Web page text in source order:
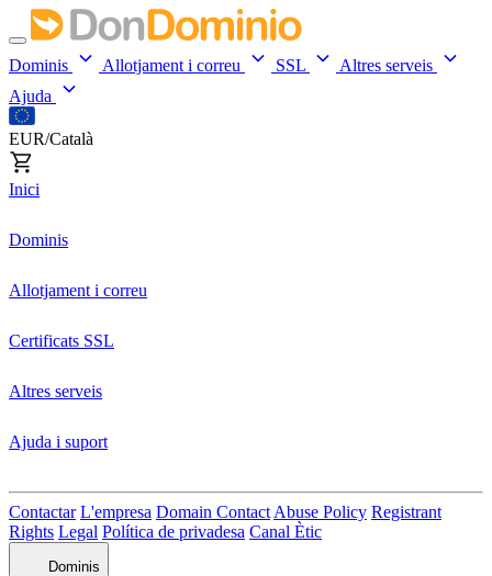
Dominis Allotjament i correu SSL
Altres serveis
Ajuda
EUR/Català
Inici
Dominis
Allotjament i correu
Certificats SSL
Altres serveis
Ajuda i suport
Contactar L'empresa Domain Contact Abuse Policy Registrant
Rights Legal Política de privadesa Canal Ètic
Dominis